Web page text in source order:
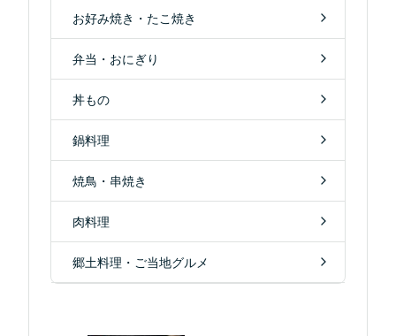
お好み焼き・たこ焼き
弁当・おにぎり
丼もの
鍋料理
焼鳥・串焼き
肉料理
郷土料理・ご当地グルメ